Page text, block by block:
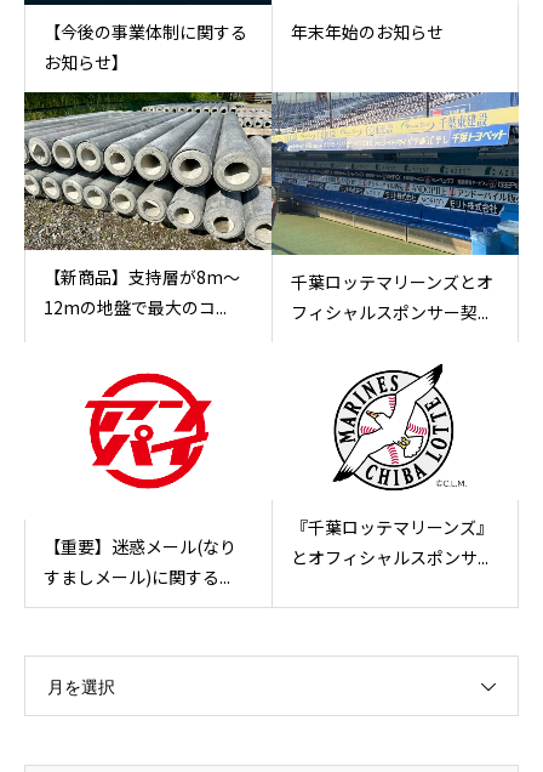
【今後の事業体制に関する
お知らせ】
年末年始のお知らせ
【新商品】支持層が8m～
12mの地盤で最大のコ...
千葉ロッテマリーンズとオ
フィシャルスポンサー契...
【重要】迷惑メール(なり
すましメール)に関する...
『千葉ロッテマリーンズ』
とオフィシャルスポンサ...
月を選択